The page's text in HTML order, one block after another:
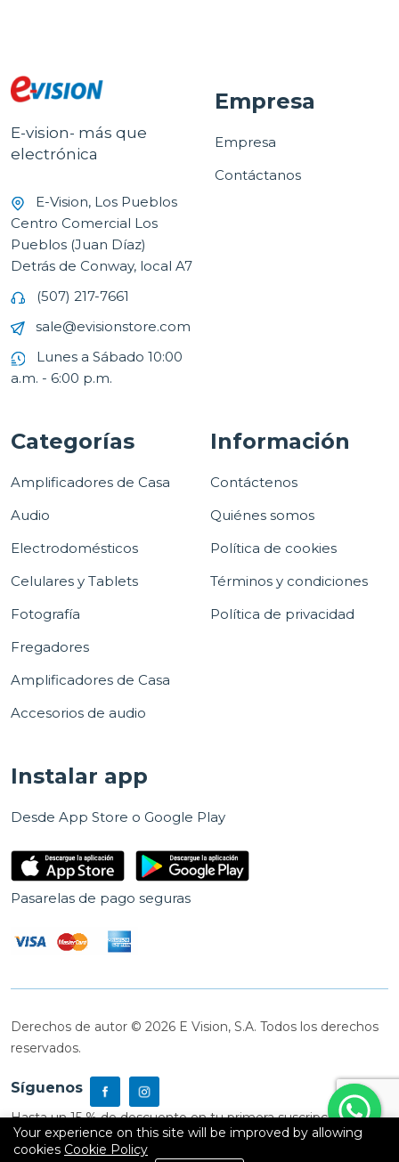
E-vision- más que
electrónica
E-Vision, Los Pueblos
Centro Comercial Los
Pueblos (Juan Díaz)
Detrás de Conway, local A7
(507) 217-7661
sale@evisionstore.com
Lunes a Sábado 10:00
a.m. - 6:00 p.m.
Empresa
Empresa
Contáctanos
Categorías
Amplificadores de Casa
Audio
Electrodomésticos
Celulares y Tablets
Fotografía
Fregadores
Amplificadores de Casa
Accesorios de audio
Información
Contáctenos
Quiénes somos
Política de cookies
Términos y condiciones
Política de privacidad
Instalar app
Desde App Store o Google Play
Pasarelas de pago seguras
Derechos de autor © 2026 E Vision, S.A. Todos los derechos
reservados.
Síguenos
Hasta un 15 % de descuento en tu primera suscripción
Your experience on this site will be improved by allowing
cookies Cookie Policy